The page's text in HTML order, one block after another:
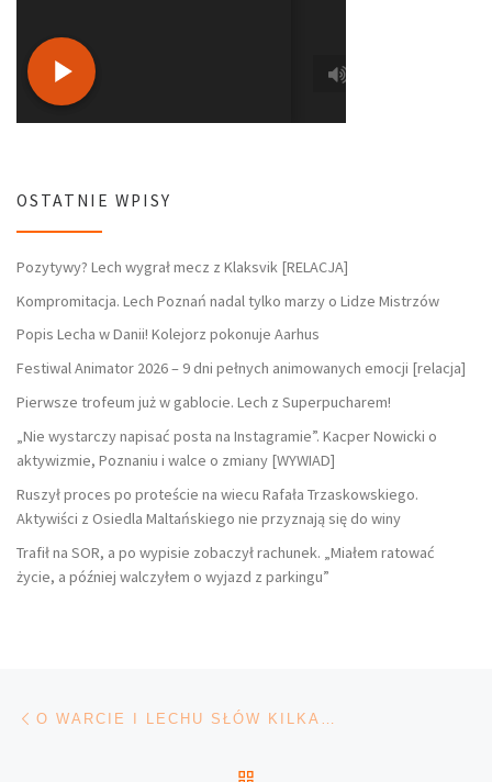
OSTATNIE WPISY
Pozytywy? Lech wygrał mecz z Klaksvik [RELACJA]
Kompromitacja. Lech Poznań nadal tylko marzy o Lidze Mistrzów
Popis Lecha w Danii! Kolejorz pokonuje Aarhus
Festiwal Animator 2026 – 9 dni pełnych animowanych emocji [relacja]
Pierwsze trofeum już w gablocie. Lech z Superpucharem!
„Nie wystarczy napisać posta na Instagramie”. Kacper Nowicki o
aktywizmie, Poznaniu i walce o zmiany [WYWIAD]
Ruszył proces po proteście na wiecu Rafała Trzaskowskiego.
Aktywiści z Osiedla Maltańskiego nie przyznają się do winy
Trafił na SOR, a po wypisie zobaczył rachunek. „Miałem ratować
życie, a później walczyłem o wyjazd z parkingu”
Nawigacja wpisu
O WARCIE I LECHU SŁÓW KILKA…